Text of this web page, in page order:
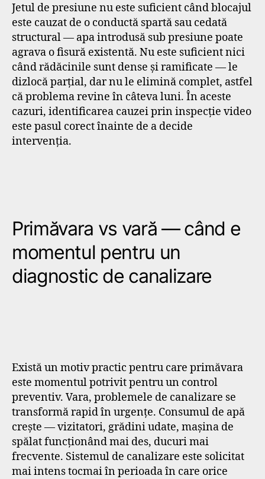
Jetul de presiune nu este suficient când blocajul
este cauzat de o conductă spartă sau cedată
structural — apa introdusă sub presiune poate
agrava o fisură existentă. Nu este suficient nici
când rădăcinile sunt dense și ramificate — le
dizlocă parțial, dar nu le elimină complet, astfel
că problema revine în câteva luni. În aceste
cazuri, identificarea cauzei prin inspecție video
este pasul corect înainte de a decide
intervenția.
Primăvara vs vară — când e
momentul pentru un
diagnostic de canalizare
Există un motiv practic pentru care primăvara
este momentul potrivit pentru un control
preventiv. Vara, problemele de canalizare se
transformă rapid în urgențe. Consumul de apă
crește — vizitatori, grădini udate, mașina de
spălat funcționând mai des, ducuri mai
frecvente. Sistemul de canalizare este solicitat
mai intens tocmai în perioada în care orice